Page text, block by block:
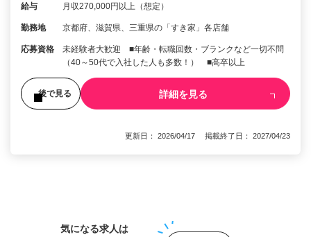
給与 月収270,000円以上（想定）
勤務地 京都府、滋賀県、三重県の「すき家」各店舗
応募資格
未経験者大歓迎 ■年齢・転職回数・ブランクなど一切不問
（40～50代で入社した人も多数！） ■高卒以上
後で見る 詳細を見る
更新日： 2026/04/17 掲載終了日： 2027/04/23
気になる求人は